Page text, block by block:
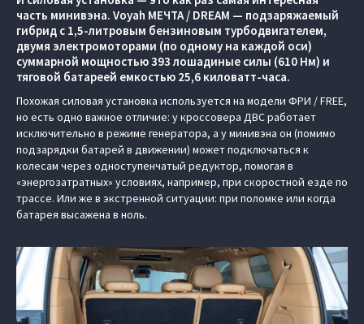
часть минивэна. Voyah МЕЧТА / DREAM — подзаряжаемый
гибрид с 1,5-литровым бензиновым турбодвигателем,
двумя электромоторами (по одному на каждой оси)
суммарной мощностью 393 лошадиные силы (610 Нм) и
тяговой батареей емкостью 25,6 киловатт-часа.
Похожая силовая установка используется на модели ФРИ / FREE,
но есть одно важное отличие: у кроссовера ДВС работает
исключительно в режиме генератора, а у минивэна он (помимо
подзарядки батарей в движении) может подключаться к
колесам через одноступенчатый редуктор, помогая в
«энергозатратных» условиях, например, при скоростной езде по
трассе. Или же в экстренной ситуации: при поломке или когда
батарея высажена в ноль.